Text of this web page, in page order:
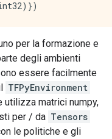
per la formazione e
degli ambienti
essere facilmente
TFPyEnvironment
utilizza matrici numpy,
per / da Tensors
le politiche e gli